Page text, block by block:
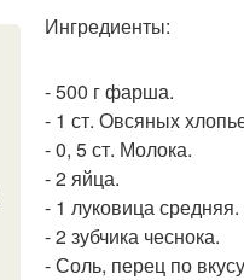
Ингредиенты:
- 500 г фарша.
- 1 ст. Овсяных
- 0, 5 ст. Молока.
- 2 яйца.
- 1 луковица средняя.
- 2 зубчика чеснока.
- Соль, перец по